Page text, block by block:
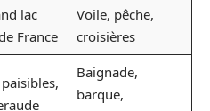
lac
France
Voile, pêche,
croisières
Baignade,
barque,